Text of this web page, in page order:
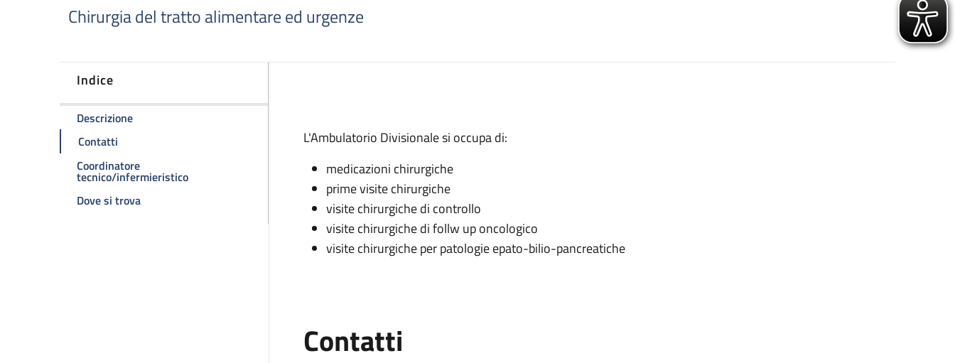
Chirurgia del tratto alimentare ed urgenze
Indice
Descrizionedella pagina Ambulatorio Divisionale
Contatti
Coordinatore
tecnico/infermieristicodella pagina Ambulatorio Divisionale
Dove si trovadella pagina Ambulatorio Divisionale
L'Ambulatorio Divisionale si occupa di:
medicazioni chirurgiche
prime visite chirurgiche
visite chirurgiche di controllo
visite chirurgiche di follw up oncologico
visite chirurgiche per patologie epato-bilio-pancreatiche
Contatti